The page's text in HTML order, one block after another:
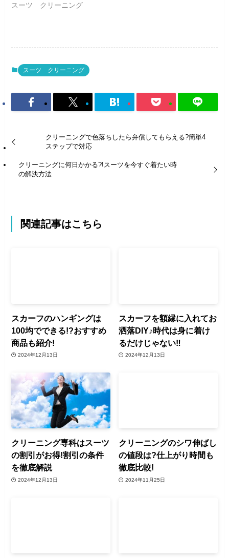
スーツ クリーニング
スーツ クリーニング
クリーニングで色落ちしたら弁償してもらえる?簡単4
ステップで対応
クリーニングに何日かかる?!スーツを今すぐ着たい時
の解決方法
関連記事はこちら
スカーフのハンギングは
100均でできる!?おすすめ
商品も紹介!
2024年12月13日
スカーフを額縁に入れてお
洒落DIY♪時代は身に着け
るだけじゃない‼︎
2024年12月13日
クリーニング専科はスーツ
の割引がお得!割引の条件
を徹底解説
2024年12月13日
クリーニングのシワ伸ばし
の値段は?仕上がり時間も
徹底比較!
2024年11月25日